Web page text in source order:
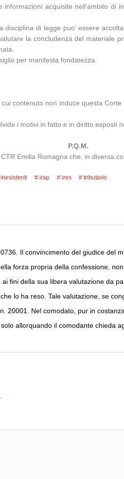
acquisite nell’ambito
di legge puo’ essere
la concludenza del materiale
per manifesta fondatezza.
contenuto non induce questa
i motivi in fatto e in diritto esposti
P.Q.M.
Emilia Romagna che, in diversa
irap ires tributario
Il convincimento del giudice del
forza propria della confessione,
fini della sua libera valutazione da
lo ha reso. Tale valutazione, se
20001. Nel comodato, pur in
allorquando il comodante chieda